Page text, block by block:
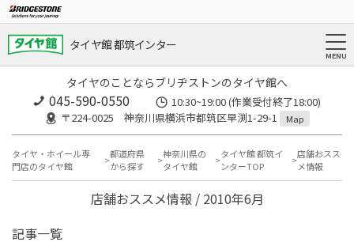
タイヤ館 都筑インター
タイヤのことならブリヂストンのタイヤ館へ
045-590-0550
10:30~19:00 (作業受付終了18:00)
〒224-0025 神奈川県横浜市都筑区早渕1-29-1
Map
タイヤ・ホイール専
門店のタイヤ館
都道府県
から探す
神奈川県の
タイヤ館
タイヤ館 都筑イ
ンターTOP
店舗おスス
メ情報
店舗おススメ情報 / 2010年6月
記事一覧